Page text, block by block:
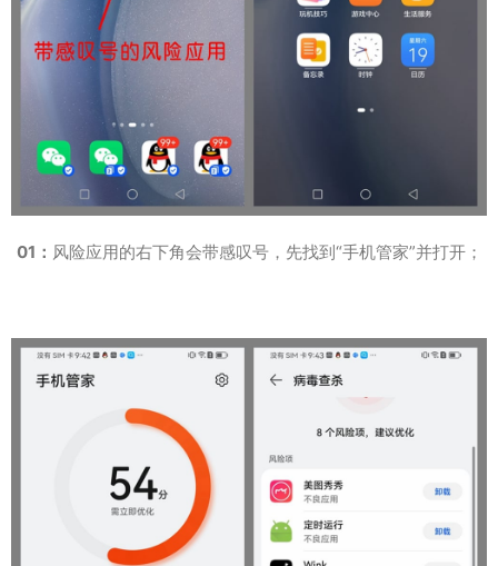
01： 风险应用的右下角会带感叹号，先找到“手机管家”并打开；